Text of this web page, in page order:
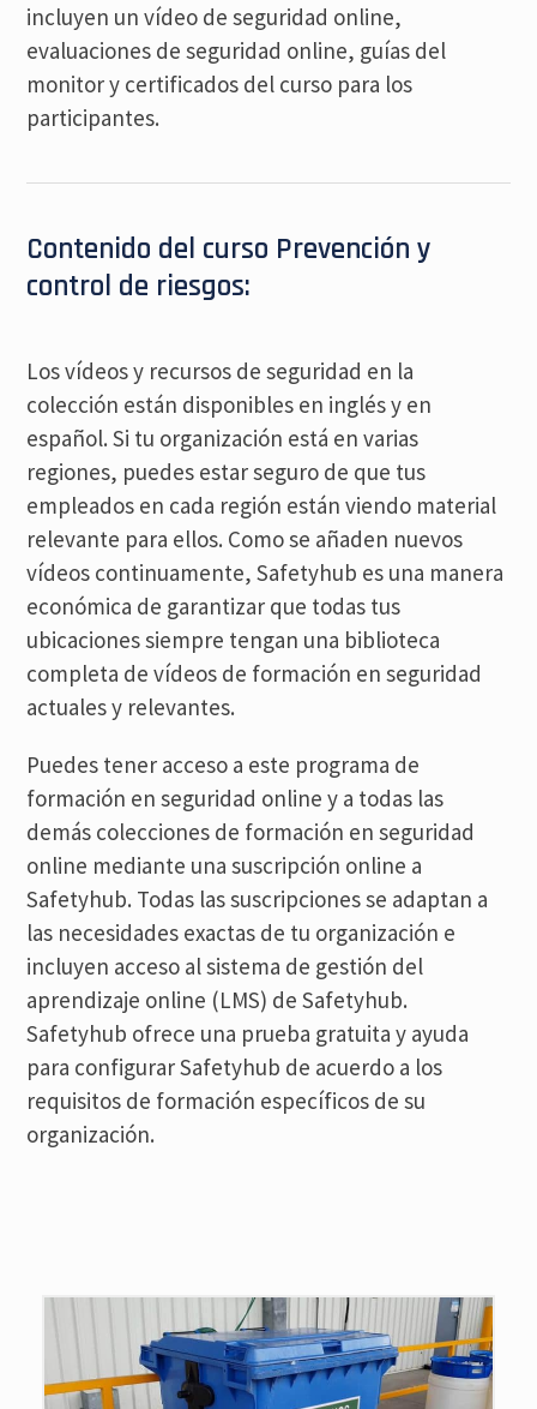
incluyen un vídeo de seguridad online,
evaluaciones de seguridad online, guías del
monitor y certificados del curso para los
participantes.
Contenido del curso Prevención y
control de riesgos:
Los vídeos y recursos de seguridad en la
colección están disponibles en inglés y en
español. Si tu organización está en varias
regiones, puedes estar seguro de que tus
empleados en cada región están viendo material
relevante para ellos. Como se añaden nuevos
vídeos continuamente, Safetyhub es una manera
económica de garantizar que todas tus
ubicaciones siempre tengan una biblioteca
completa de vídeos de formación en seguridad
actuales y relevantes.
Puedes tener acceso a este programa de
formación en seguridad online y a todas las
demás colecciones de formación en seguridad
online mediante una suscripción online a
Safetyhub. Todas las suscripciones se adaptan a
las necesidades exactas de tu organización e
incluyen acceso al sistema de gestión del
aprendizaje online (LMS) de Safetyhub.
Safetyhub ofrece una prueba gratuita y ayuda
para configurar Safetyhub de acuerdo a los
requisitos de formación específicos de su
organización.